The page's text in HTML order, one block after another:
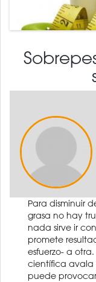
Para disminuir
grasa no hay
nada sirve ir
promete
esfuerzo- a
científica avala
puede